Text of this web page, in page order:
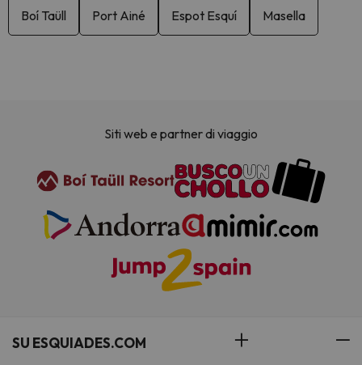
Boí Taüll Port Ainé Espot Esquí Masella
Siti web e partner di viaggio
SU ESQUIADES.COM